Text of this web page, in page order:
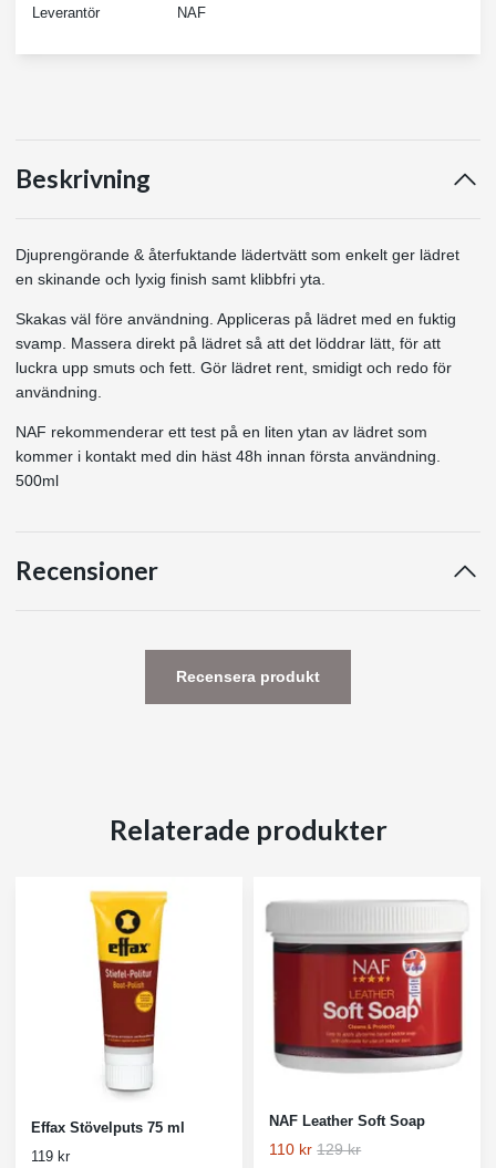
Leverantör NAF
Beskrivning
Djuprengörande & återfuktande lädertvätt som enkelt ger lädret
en skinande och lyxig finish samt klibbfri yta.
Skakas väl före användning. Appliceras på lädret med en fuktig
svamp. Massera direkt på lädret så att det löddrar lätt, för att
luckra upp smuts och fett. Gör lädret rent, smidigt och redo för
användning.
NAF rekommenderar ett test på en liten ytan av lädret som
kommer i kontakt med din häst 48h innan första användning.
500ml
Recensioner
Recensera produkt
Relaterade produkter
Effax Stövelputs 75 ml
119 kr
NAF Leather Soft Soap
110 kr 129 kr